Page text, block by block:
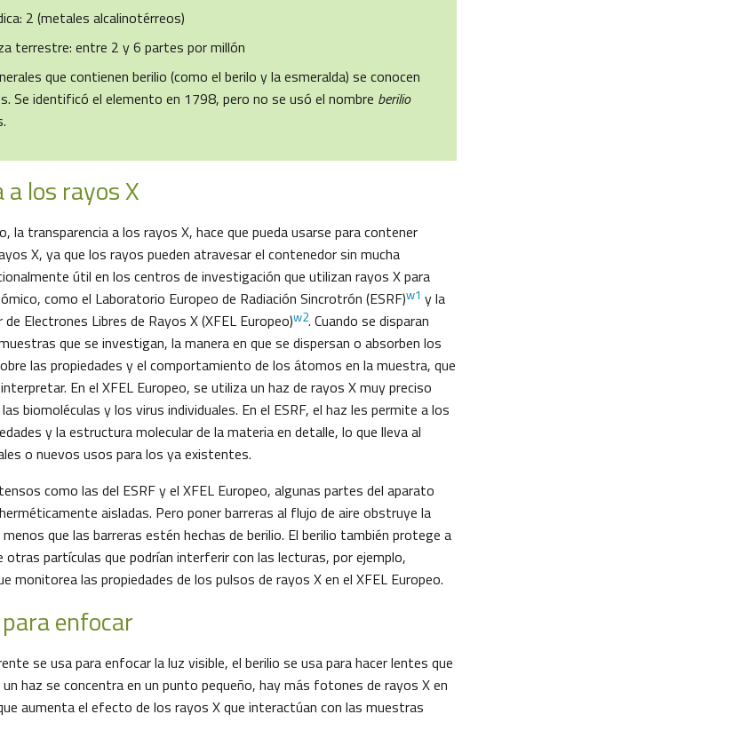
2 (metales alcalinotérreos)
terrestre: entre 2 y 6 partes por millón
que contienen berilio (como el berilo y la esmeralda) se conocen
Se identificó el elemento en 1798, pero no se usó el nombre berilio
los rayos X
la transparencia a los rayos X, hace que pueda usarse para contener
X, ya que los rayos pueden atravesar el contenedor sin mucha
útil en los centros de investigación que utilizan rayos X para
como el Laboratorio Europeo de Radiación Sincrotrón (ESRF)w1 y la
Electrones Libres de Rayos X (XFEL Europeo)w2. Cuando se disparan
que se investigan, la manera en que se dispersan o absorben los
las propiedades y el comportamiento de los átomos en la muestra, que
En el XFEL Europeo, se utiliza un haz de rayos X muy preciso
biomoléculas y los virus individuales. En el ESRF, el haz les permite a los
y la estructura molecular de la materia en detalle, lo que lleva al
o nuevos usos para los ya existentes.
como las del ESRF y el XFEL Europeo, algunas partes del aparato
aisladas. Pero poner barreras al flujo de aire obstruye la
que las barreras estén hechas de berilio. El berilio también protege a
partículas que podrían interferir con las lecturas, por ejemplo,
monitorea las propiedades de los pulsos de rayos X en el XFEL Europeo.
enfocar
se usa para enfocar la luz visible, el berilio se usa para hacer lentes que
haz se concentra en un punto pequeño, hay más fotones de rayos X en
aumenta el efecto de los rayos X que interactúan con las muestras